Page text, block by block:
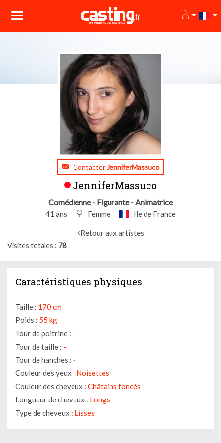
ContacterJenniferMassuco
JenniferMassuco
Comédienne - Figurante - Animatrice
41 ans Femme Ile de France
Retour aux artistes
Visites totales 78
Caractéristiques physiques
Taille : 170 cm
Poids : 55 kg
Tour de poitrine : -
Tour de taille : -
Tour de hanches : -
Couleur des yeux : Noisettes
Couleur des cheveux : Châtains foncés
Longueur de cheveux : Longs
Type de cheveux : Lisses